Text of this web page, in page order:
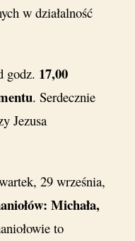
w działalność
godz. 17,00
. Serdecznie
Jezusa
29 września,
Michała,
to